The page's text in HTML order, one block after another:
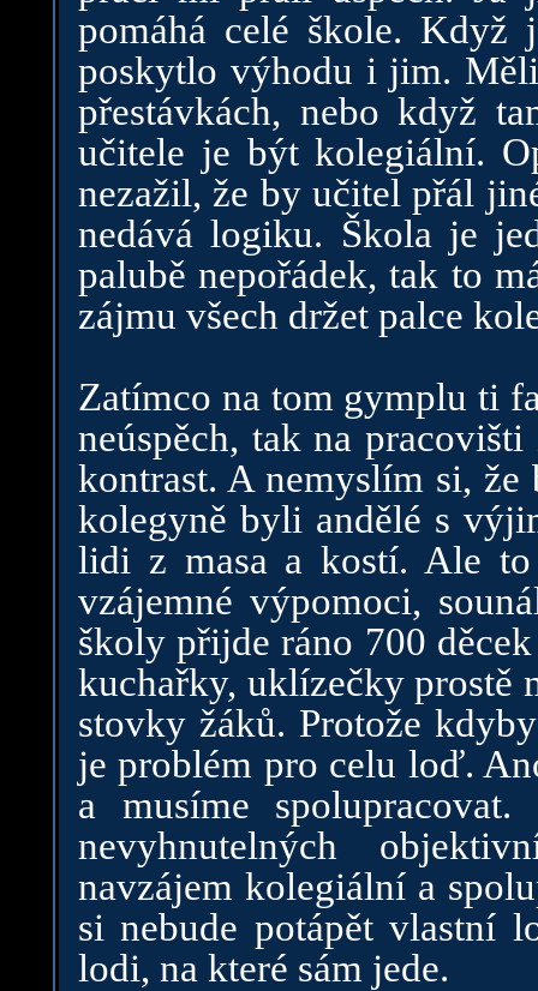
pomáhá celé škole.
poskytlo výhodu i jim.
přestávkách, nebo když
učitele je být kolegiální.
nezažil, že by učitel přál
nedává logiku. Škola je
palubě nepořádek, tak to
zájmu všech držet palce
Zatímco na tom gymplu ti
neúspěch, tak na
kontrast. A nemyslím si,
kolegyně byli andělé s
lidi z masa a kostí. Ale to
vzájemné výpomoci,
školy přijde ráno 700
kuchařky, uklízečky prostě
stovky žáků. Protože
je problém pro celu loď.
a musíme
nevyhnutelných
navzájem kolegiální a
si nebude potápět vlastní
lodi, na které sám jede.